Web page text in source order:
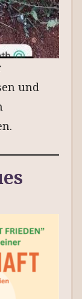
und